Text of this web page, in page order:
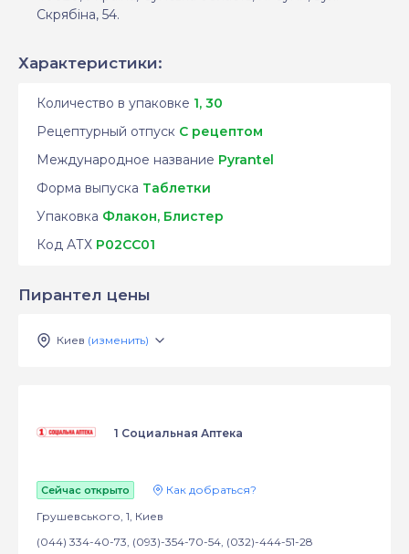
Скрябіна, 54.
Характеристики:
Количество в упаковке 1, 30
Рецептурный отпуск С рецептом
Международное название Pyrantel
Форма выпуска Таблетки
Упаковка Флакон, Блистер
Код АТХ P02CC01
Пирантел цены
Киев (изменить)
1 Социальная Аптека
Сейчас открыто
Как добраться?
Грушевського, 1, Киев
(044) 334-40-73, (093)-354-70-54, (032)-444-51-28